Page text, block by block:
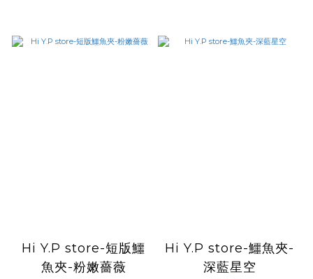
Hi Y.P store-短版鱷
魚夾-粉嫩薔薇
Hi Y.P store-鱷魚夾-
深藍星空